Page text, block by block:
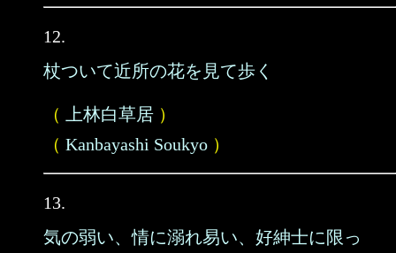
12.
杖ついて近所の花を見て歩く
（ 上林白草居 ）
（ Kanbayashi Soukyo ）
13.
気の弱い、情に溺れ易い、好紳士に限っ